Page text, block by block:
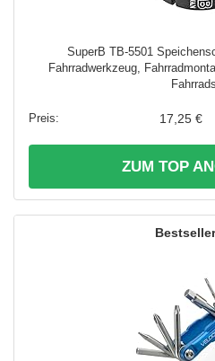
SuperB TB-5501
Fahrradwerkzeug,
17,25 €
ZUM TOP